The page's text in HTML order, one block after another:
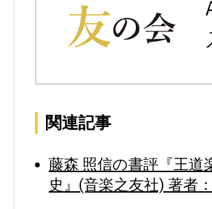
関連記事
藤森 照信の書評『王
史』(音楽之友社) 著者